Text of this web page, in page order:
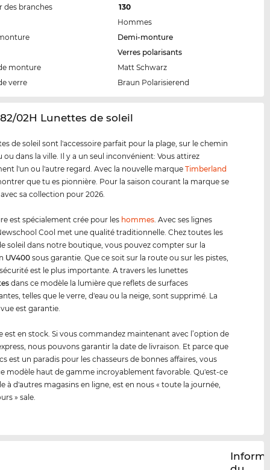
des branches
130
Hommes
Demi-monture
Verres polarisants
monture
Matt Schwarz
verre
Braun Polarisierend
02H Lunettes de soleil
de soleil sont l'accessoire parfait pour la plage, sur le chemin
ou dans la ville. Il y a un seul inconvénient: Vous attirez
l'un ou l'autre regard. Avec la nouvelle marqueTimberland
que tu es pionnière. Pour la saison courant la marque se
sa collection pour 2026.
est spécialement crée pour les hommes . Avec ses lignes
Cool met une qualité traditionnelle. Chez toutes les
soleil dans notre boutique, vous pouvez compter sur la
UV400 sous garantie. Que ce soit sur la route ou sur les pistes,
est le plus importante. A travers les lunettes
dans ce modèle la lumière que reflets de surfaces
telles que le verre, d'eau ou la neige, sont supprimé. La
est garantie.
est en stock. Si vous commandez maintenant avec l’option de
nous pouvons garantir la date de livraison. Et parce que
est un paradis pour les chasseurs de bonnes affaires, vous
modèle haut de gamme incroyablement favorable. Qu'est-ce
à d'autres magasins en ligne, est en nous « toute la journée,
» sale.